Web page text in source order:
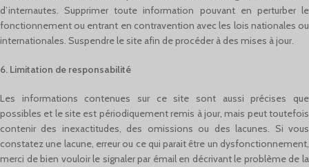
d’internautes. Supprimer toute information pouvant en perturber le
fonctionnement ou entrant en contravention avec les lois nationales ou
internationales. Suspendre le site afin de procéder à des mises à jour.
6. Limitation de responsabilité
Les informations contenues sur ce site sont aussi précises que
possibles et le site est périodiquement remis à jour, mais peut toutefois
contenir des inexactitudes, des omissions ou des lacunes. Si vous
constatez une lacune, erreur ou ce qui parait être un dysfonctionnement,
merci de bien vouloir le signaler par émail en décrivant le problème de la